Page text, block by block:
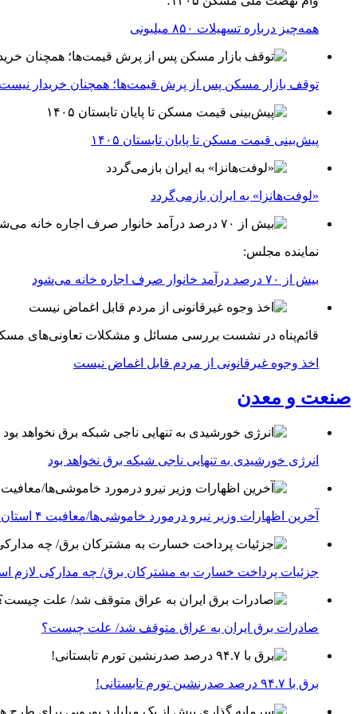
همه‌چیز درباره تسهیلات ۸۵۰ میلیونی
توقف بازار مسکن پس از پرش قیمت‌ها؛ همچنان خریدار
پیش‌بینی قیمت مسکن تا پایان تابستان ۱۴۰۵
«لوفت‌هانزا» به ایران بازمی‌گردد
نماینده مجلس:
بیش از ۷۰ درصد درآمد خانوار صرف اجاره خانه می‌شود
قائم‌پناه در نشست بررسی مسائل و مشکلات تعاونی‌های
اخذ وجوه غیرقانونی از مردم قابل اغماض نیست
صنعت و معدن
انرژی خورشیدی به تنهایی ناجی شبکه برق نخواهد بود
آخرین اظهارات وزیر نیرو درمورد خاموشی‌ها/معافیت ۴ استان جنوبی درگیر جنگ از قطعی برق
جزئیات پرداخت خسارت به مشترکان برق/ چه مدارکی لازم
صادرات برق ایران به عراق متوقف شد/ علت چیست؟
برق با ۹۴.۷ درصد صدرنشین تورم تابستانی!